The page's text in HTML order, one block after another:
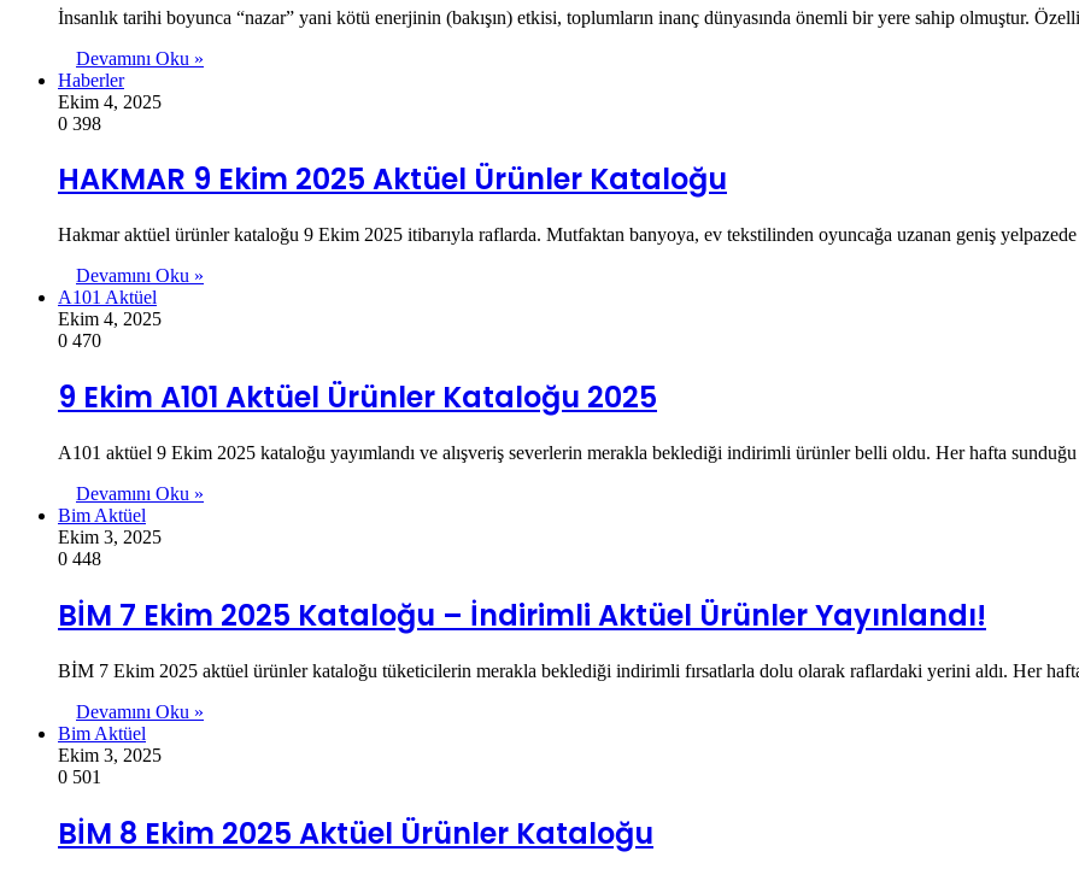
İnsanlık tarihi boyunca “nazar” yani kötü enerjinin (bakışın) etkisi, toplumların inanç dünyasında önemli bir yere sahip olmuştur.
Devamını Oku »
Haberler
Ekim 4, 2025
0 398
HAKMAR 9 Ekim 2025 Aktüel Ürünler Kataloğu
Hakmar aktüel ürünler kataloğu 9 Ekim 2025 itibarıyla raflarda. Mutfaktan banyoya, ev tekstilinden oyuncağa uzanan geniş
Devamını Oku »
A101 Aktüel
Ekim 4, 2025
0 470
9 Ekim A101 Aktüel Ürünler Kataloğu 2025
A101 aktüel 9 Ekim 2025 kataloğu yayımlandı ve alışveriş severlerin merakla beklediği indirimli ürünler belli oldu. Her hafta
Devamını Oku »
Bim Aktüel
Ekim 3, 2025
0 448
BİM 7 Ekim 2025 Kataloğu – İndirimli Aktüel Ürünler Yayınlandı!
BİM 7 Ekim 2025 aktüel ürünler kataloğu tüketicilerin merakla beklediği indirimli fırsatlarla dolu olarak raflardaki yerini aldı. Her
Devamını Oku »
Bim Aktüel
Ekim 3, 2025
0 501
BİM 8 Ekim 2025 Aktüel Ürünler Kataloğu